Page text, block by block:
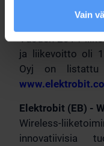
Vain
kehittää
Vuoden 2014
ja liikevoitto oli
Oyj on listattu
Elektrobit (EB) -
Wireless-
innovatiivisia